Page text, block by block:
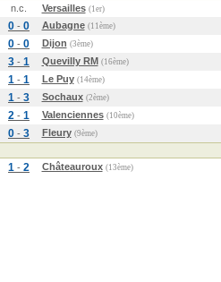
n.c. Versailles (1er)
0 - 0 Aubagne (11ème)
0 - 0 Dijon (3ème)
3 - 1 Quevilly RM (16ème)
1 - 1 Le Puy (14ème)
1 - 3 Sochaux (2ème)
2 - 1 Valenciennes (10ème)
0 - 3 Fleury (9ème)
1 - 2 Châteauroux (13ème)